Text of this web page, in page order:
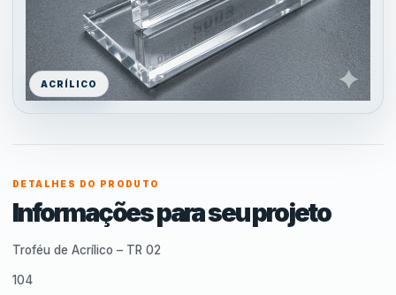
ACRÍLICO
DETALHES DO PRODUTO
Informações para seu projeto
Troféu de Acrílico – TR 02
104